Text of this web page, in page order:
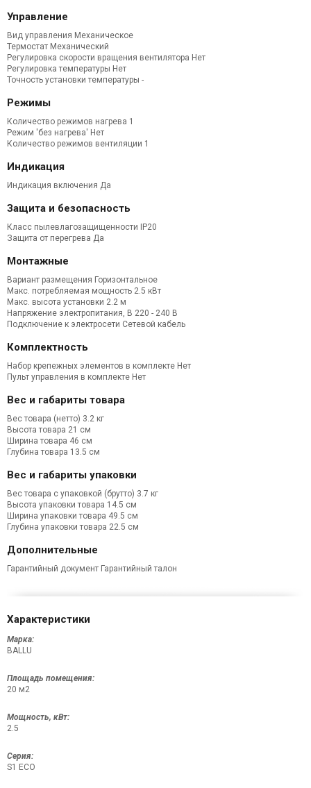
Управление
Вид управления Механическое
Термостат Механический
Регулировка скорости вращения вентилятора Нет
Регулировка температуры Нет
Точность установки температуры -
Режимы
Количество режимов нагрева 1
Режим 'без нагрева' Нет
Количество режимов вентиляции 1
Индикация
Индикация включения Да
Защита и безопасность
Класс пылевлагозащищенности IP20
Защита от перегрева Да
Монтажные
Вариант размещения Горизонтальное
Макс. потребляемая мощность 2.5 кВт
Макс. высота установки 2.2 м
Напряжение электропитания, В 220 - 240 В
Подключение к электросети Сетевой кабель
Комплектность
Набор крепежных элементов в комплекте Нет
Пульт управления в комплекте Нет
Вес и габариты товара
Вес товара (нетто) 3.2 кг
Высота товара 21 см
Ширина товара 46 см
Глубина товара 13.5 см
Вес и габариты упаковки
Вес товара с упаковкой (брутто) 3.7 кг
Высота упаковки товара 14.5 см
Ширина упаковки товара 49.5 см
Глубина упаковки товара 22.5 см
Дополнительные
Гарантийный документ Гарантийный талон
Характеристики
Марка:
BALLU
Площадь помещения:
20 м2
Мощность, кВт:
2.5
Серия:
S1 ECO